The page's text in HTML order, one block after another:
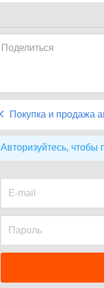
Поделиться
Покупка и продажа
Авторизуйтесь, чтобы